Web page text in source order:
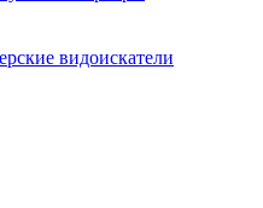
видоискатели